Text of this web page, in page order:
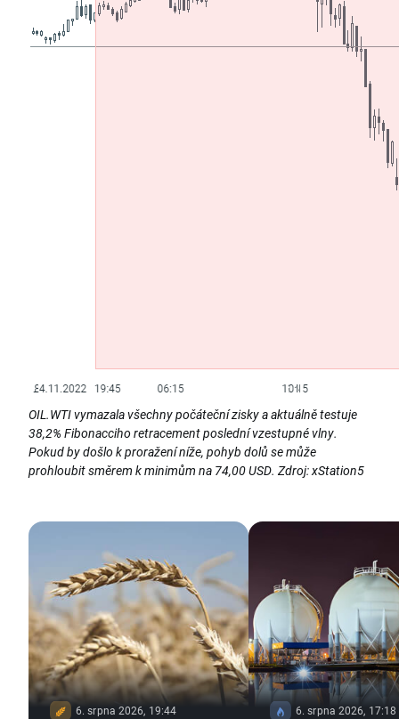
OIL.WTI vymazala všechny počáteční zisky a aktuálně testuje
38,2% Fibonacciho retracement poslední vzestupné vlny.
Pokud by došlo k proražení níže, pohyb dolů se může
prohloubit směrem k minimům na 74,00 USD. Zdroj: xStation5
6. srpna 2026, 19:44 6. srpna 2026, 17:18